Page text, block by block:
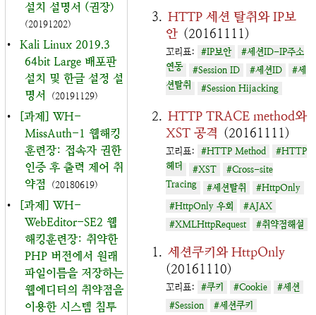
설치 설명서 (권장)
(20191202)
•
Kali Linux 2019.3
64bit Large 배포판
설치 및 한글 설정 설
명서
(20191129)
•
[과제] WH-
MissAuth-1 웹해킹
훈련장: 접속자 권한
인증 후 출력 제어 취
약점
(20180619)
•
[과제] WH-
WebEditor-SE2 웹
해킹훈련장: 취약한
PHP 버전에서 원래
파일이름을 저장하는
웹에디터의 취약점을
이용한 시스템 침투
HTTP 세션 탈취와 IP보
안 (20161111)
꼬리표: #IP보안 #세션ID-IP주소
연동 #Session ID #세션ID #세
션탈취 #Session Hijacking
HTTP TRACE method와
XST 공격 (20161111)
꼬리표: #HTTP Method #HTTP
헤더 #XST #Cross-site
Tracing #세션탈취
#HttpOnly
#HttpOnly 우회
#AJAX
#XMLHttpRequest
#취약점해설
세션쿠키와 HttpOnly
(20161110)
꼬리표: #쿠키 #Cookie
#세션
#Session
#세션쿠키